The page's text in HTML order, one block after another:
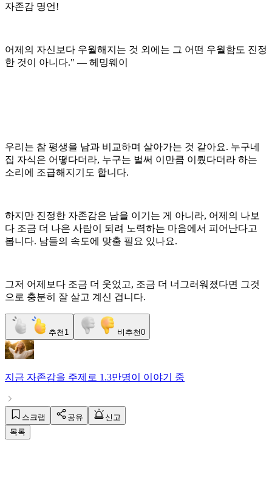
자존감 명언!
어제의 자신보다 우월해지는 것 외에는 그 어떤 우월함도 진정
한 것이 아니다." — 헤밍웨이
우리는 참 평생을 남과 비교하며 살아가는 것 같아요. 누구네
집 자식은 어떻다더라, 누구는 벌써 이만큼 이뤘다더라 하는
소리에 조급해지기도 합니다.
하지만 진정한 자존감은 남을 이기는 게 아니라, 어제의 나보
다 조금 더 나은 사람이 되려 노력하는 마음에서 피어난다고
봅니다. 남들의 속도에 맞출 필요 있나요.
그저 어제보다 조금 더 웃었고, 조금 더 너그러워졌다면 그것
으로 충분히 잘 살고 계신 겁니다.
추천 1 비추천0
지금 자존감을 주제로 1.3만명이 이야기 중
스크랩 공유
신고
목록